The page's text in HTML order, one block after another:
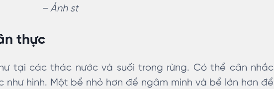
– Ảnh st
thực
tại các thác nước và suối trong rừng. Có thể cân nhắc
hình. Một bể nhỏ hơn để ngâm mình và bể lớn hơn để